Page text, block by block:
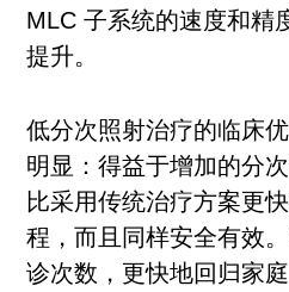
MLC 子系统的速度和精
提升。
低分次照射治疗的临床
明显：得益于增加的分
比采用传统治疗方案更
程，而且同样安全有效
诊次数，更快地回归家